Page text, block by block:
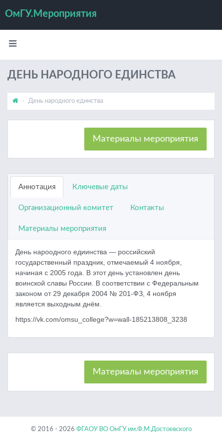
ОмГУ.Мероприятия
ДЕНЬ НАРОДНОГО ЕДИНСТВА
День народного единства
Материалы мероприятия
Аннотация Ключевые даты
Организационный комитет Контакты
Материалы мероприятия
День нароодного едиинства — российский
государственный праздник, отмечаемый 4 ноября,
начиная с 2005 года. В этот день установлен день
воинской славы России. В соответствии с Федеральным
законом от 29 декабря 2004 № 201-ФЗ, 4 ноября
является выходным днём.
https://vk.com/omsu_college?w=wall-185213808_3238
Материалы мероприятия
© 2016 - 2026 ФГАОУ ВО ОмГУ им.Ф.М.Достоевского